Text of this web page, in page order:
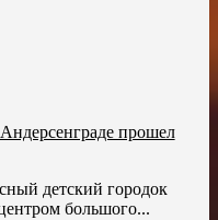
прошел
детский городок
большого...